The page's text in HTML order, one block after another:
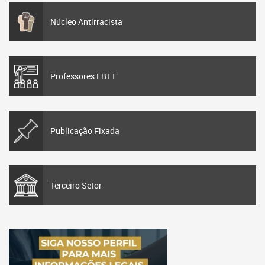
Núcleo Antirracista
Professores EBTT
Publicação Fixada
Terceiro Setor